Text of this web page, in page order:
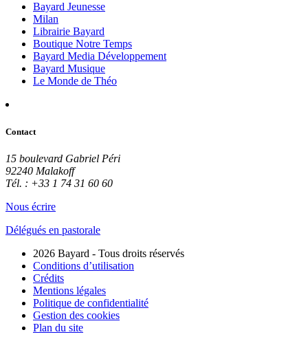
Bayard Jeunesse
Milan
Librairie Bayard
Boutique Notre Temps
Bayard Media Développement
Bayard Musique
Le Monde de Théo
Contact
15 boulevard Gabriel Péri
92240 Malakoff
Tél. : +33 1 74 31 60 60
Nous écrire
Délégués en pastorale
2026 Bayard - Tous droits réservés
Conditions d’utilisation
Crédits
Mentions légales
Politique de confidentialité
Gestion des cookies
Plan du site